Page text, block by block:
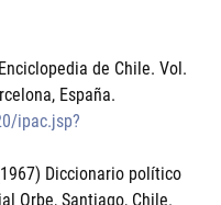
de Chile. Vol.
España.
ipac.jsp?
Diccionario político
Orbe, Santiago, Chile.